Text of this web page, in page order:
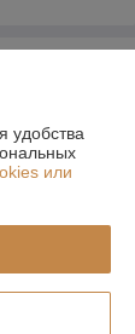
удобства
или